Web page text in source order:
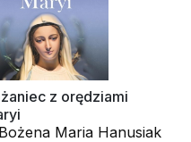
z orędziami
Maria Hanusiak